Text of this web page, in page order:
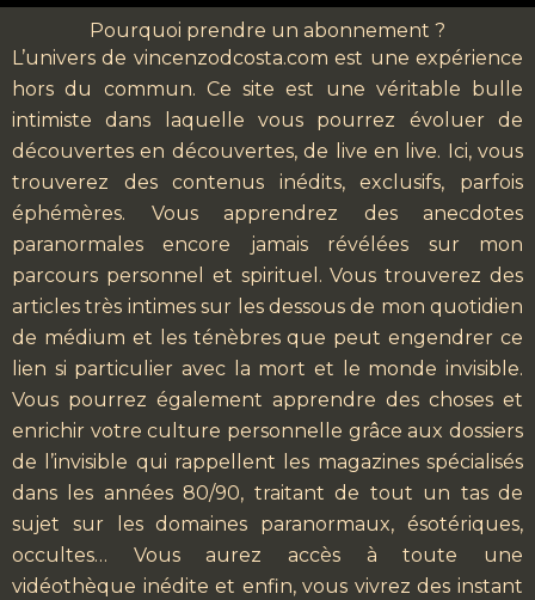
Pourquoi prendre un abonnement ?
L’univers de vincenzodcosta.com est une expérience
hors du commun. Ce site est une véritable bulle
intimiste dans laquelle vous pourrez évoluer de
découvertes en découvertes, de live en live. Ici, vous
trouverez des contenus inédits, exclusifs, parfois
éphémères. Vous apprendrez des anecdotes
paranormales encore jamais révélées sur mon
parcours personnel et spirituel. Vous trouverez des
articles très intimes sur les dessous de mon quotidien
de médium et les ténèbres que peut engendrer ce
lien si particulier avec la mort et le monde invisible.
Vous pourrez également apprendre des choses et
enrichir votre culture personnelle grâce aux dossiers
de l’invisible qui rappellent les magazines spécialisés
dans les années 80/90, traitant de tout un tas de
sujet sur les domaines paranormaux, ésotériques,
occultes… Vous aurez accès à toute une
vidéothèque inédite et enfin, vous vivrez des instant